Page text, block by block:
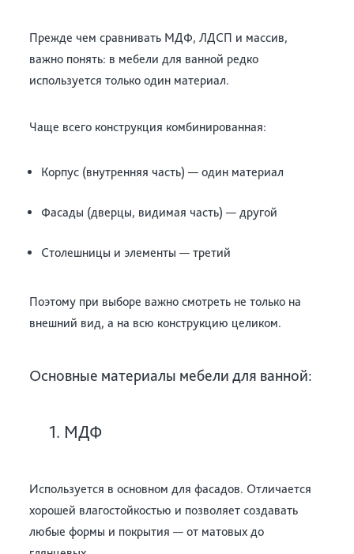
Прежде чем сравнивать МДФ, ЛДСП и массив,
важно понять: в мебели для ванной редко
используется только один материал.
Чаще всего конструкция комбинированная:
Корпус (внутренняя часть) — один материал
Фасады (дверцы, видимая часть) — другой
Столешницы и элементы — третий
Поэтому при выборе важно смотреть не только на
внешний вид, а на всю конструкцию целиком.
Основные материалы мебели для ванной:
1. МДФ
Используется в основном для фасадов. Отличается
хорошей влагостойкостью и позволяет создавать
любые формы и покрытия — от матовых до